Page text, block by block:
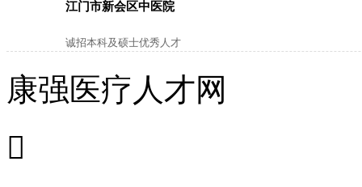
江门市新会区中医院
诚招本科及硕士优秀人才
康强医疗人才网
